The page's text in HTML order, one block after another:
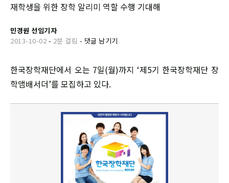
재학생을 위한 장학 알리미 역할 수행 기대해
민경원 선임기자
2013-10-02 - 2분 걸림 - 댓글 남기기
한국장학재단에서 오는 7일(월)까지 ‘제5기 한국장학재단 장
학앰배서더’를 모집하고 있다.